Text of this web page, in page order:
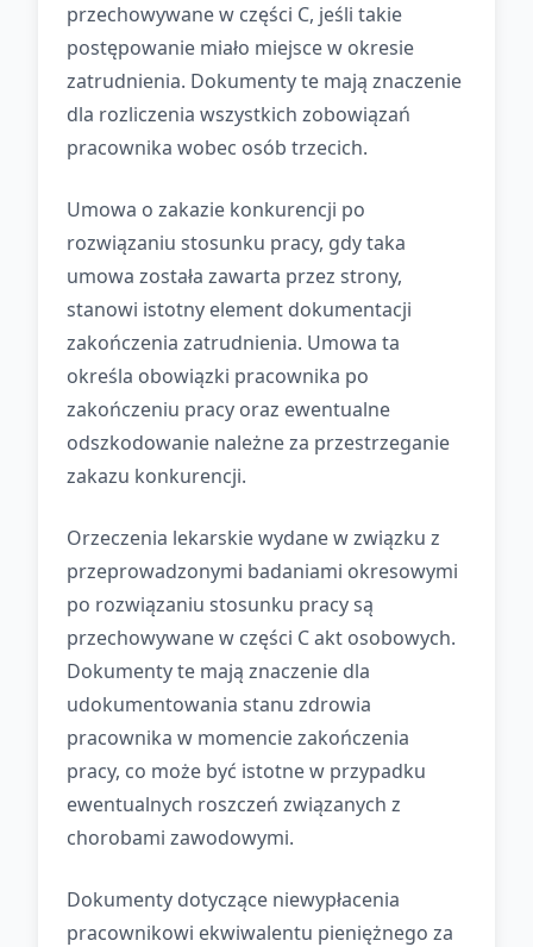
przechowywane w części C, jeśli takie
postępowanie miało miejsce w okresie
zatrudnienia. Dokumenty te mają znaczenie
dla rozliczenia wszystkich zobowiązań
pracownika wobec osób trzecich.
Umowa o zakazie konkurencji po
rozwiązaniu stosunku pracy, gdy taka
umowa została zawarta przez strony,
stanowi istotny element dokumentacji
zakończenia zatrudnienia. Umowa ta
określa obowiązki pracownika po
zakończeniu pracy oraz ewentualne
odszkodowanie należne za przestrzeganie
zakazu konkurencji.
Orzeczenia lekarskie wydane w związku z
przeprowadzonymi badaniami okresowymi
po rozwiązaniu stosunku pracy są
przechowywane w części C akt osobowych.
Dokumenty te mają znaczenie dla
udokumentowania stanu zdrowia
pracownika w momencie zakończenia
pracy, co może być istotne w przypadku
ewentualnych roszczeń związanych z
chorobami zawodowymi.
Dokumenty dotyczące niewypłacenia
pracownikowi ekwiwalentu pieniężnego za